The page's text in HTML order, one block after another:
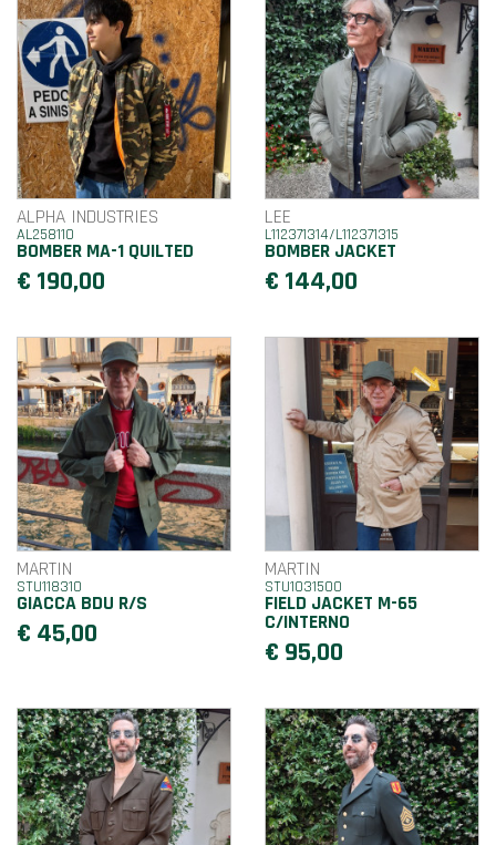
ALPHA INDUSTRIES
AL258110
BOMBER MA-1 QUILTED
€ 190,00
LEE
L112371314/L112371315
BOMBER JACKET
€ 144,00
MARTIN
STU118310
GIACCA BDU R/S
€ 45,00
MARTIN
STU1031500
FIELD JACKET M-65
C/INTERNO
€ 95,00